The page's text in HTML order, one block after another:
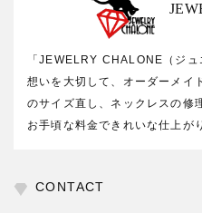
「JEWELRY CHALONE（ジ
想いを大切して、オーダーメイ
のサイズ直し、ネックレスの修
お手頃な料金できれいな仕上が
CONTACT